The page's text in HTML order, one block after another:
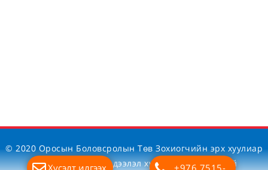
© 2020 Оросын Боловсролын Төв Зохиогчийн эрх хуулиар
хамгаалагдсан. Мэдээлэл хуулбарлах хориотой
Хүсэлт илгээх +976 7515-